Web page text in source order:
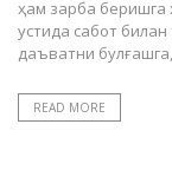
ҳам зарба беришга
устида сабот
даъватни
READ MORE